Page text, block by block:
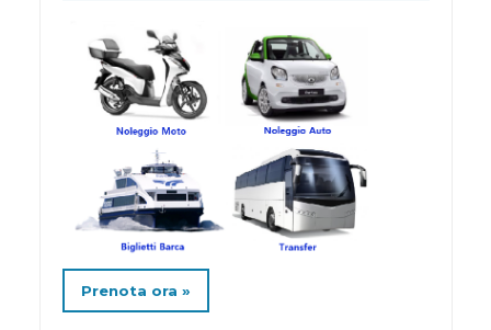
Prenota ora »